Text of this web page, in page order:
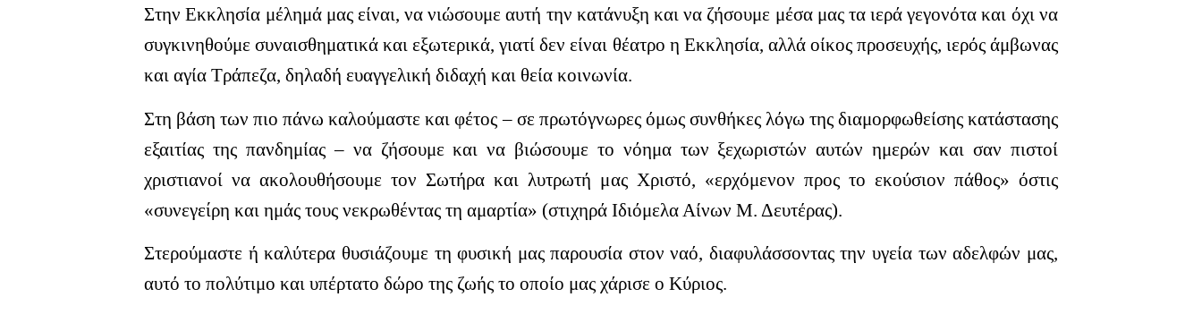
Στην Εκκλησία μέλημά μας είναι, να νιώσουμε αυτή την κατάνυξη και να ζήσουμε μέσα μας τα ιερά γεγονότα και όχι να
συγκινηθούμε συναισθηματικά και εξωτερικά, γιατί δεν είναι θέατρο η Εκκλησία, αλλά οίκος προσευχής, ιερός άμβωνας
και αγία Τράπεζα, δηλαδή ευαγγελική διδαχή και θεία κοινωνία.
Στη βάση των πιο πάνω καλούμαστε και φέτος – σε πρωτόγνωρες όμως συνθήκες λόγω της διαμορφωθείσης κατάστασης
εξαιτίας της πανδημίας – να ζήσουμε και να βιώσουμε το νόημα των ξεχωριστών αυτών ημερών και σαν πιστοί
χριστιανοί να ακολουθήσουμε τον Σωτήρα και λυτρωτή μας Χριστό, «ερχόμενον προς το εκούσιον πάθος» όστις
«συνεγείρη και ημάς τους νεκρωθέντας τη αμαρτία» (στιχηρά Ιδιόμελα Αίνων Μ. Δευτέρας).
Στερούμαστε ή καλύτερα θυσιάζουμε τη φυσική μας παρουσία στον ναό, διαφυλάσσοντας την υγεία των αδελφών μας,
αυτό το πολύτιμο και υπέρτατο δώρο της ζωής το οποίο μας χάρισε ο Κύριος.